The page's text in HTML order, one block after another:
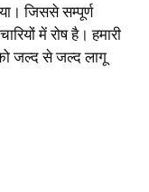
जिससे सम्पूर्ण
में रोष है। हमारी
जल्द से जल्द लागू